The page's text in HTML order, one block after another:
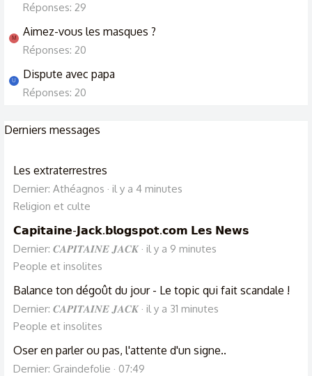
Réponses: 29
M Aimez-vous les masques ?
Réponses: 20
U Dispute avec papa
Réponses: 20
Derniers messages
Les extraterrestres
Dernier: Athéagnos
il y a 4 minutes
Religion et culte
𝗖𝗮𝗽𝗶𝘁𝗮𝗶𝗻𝗲-𝗝𝗮𝗰𝗸.𝗯𝗹𝗼𝗴𝘀𝗽𝗼𝘁.𝗰𝗼𝗺 𝗟𝗲𝘀 𝗡𝗲𝘄𝘀
Dernier: 𝑪𝑨𝑷𝑰𝑻𝑨𝑰𝑵𝑬 𝑱𝑨𝑪𝑲 il y a 9 minutes
People et insolites
Balance ton dégoût du jour - Le topic qui fait scandale !
Dernier: 𝑪𝑨𝑷𝑰𝑻𝑨𝑰𝑵𝑬 𝑱𝑨𝑪𝑲 il y a 31 minutes
People et insolites
Oser en parler ou pas, l'attente d'un signe..
Dernier: Graindefolie 07:49